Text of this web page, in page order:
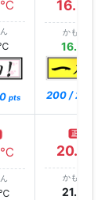
℃
pts
16.3
かもめん
16.3
200 / 200
℃
正解
20.0
かもめん
21.7